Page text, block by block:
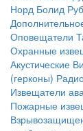
Норд Болид
Оповещатели
Охранные
Акустические
(герконы)
Извещатели
Пожарные